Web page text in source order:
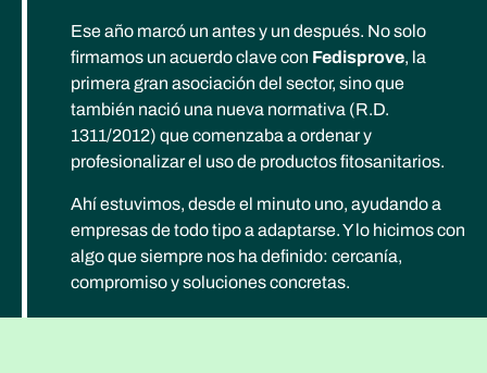
Ese año marcó un antes y un después. No solo
firmamos un acuerdo clave con Fedisprove, la
primera gran asociación del sector, sino que
también nació una nueva normativa (R.D.
1311/2012) que comenzaba a ordenar y
profesionalizar el uso de productos fitosanitarios.
Ahí estuvimos, desde el minuto uno, ayudando a
empresas de todo tipo a adaptarse. Y lo hicimos con
algo que siempre nos ha definido: cercanía,
compromiso y soluciones concretas.